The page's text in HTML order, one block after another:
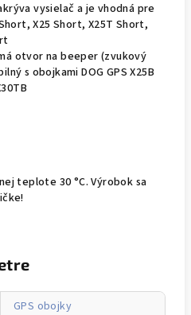
vysielač a je vhodná pre
X25 Short, X25T Short,
otvor na beeper (zvukový
s obojkami DOG GPS X25B
teplote 30 °C. Výrobok sa
GPS obojky